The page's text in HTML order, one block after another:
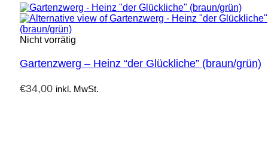
Nicht vorrätig
Gartenzwerg – Heinz “der Glückliche” (braun/grün)
€34,00 inkl. MwSt.